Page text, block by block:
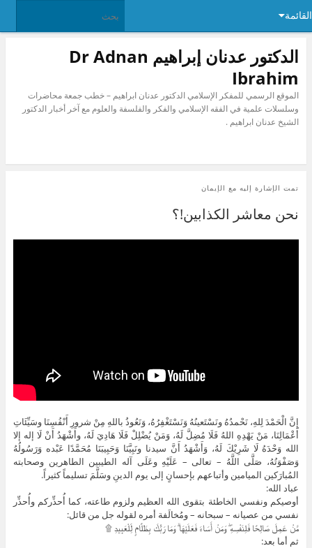
القائمة
الدكتور عدنان إبراهيم Dr Adnan
Ibrahim
الموقع الرسمي للمفكر الإسلامي الدكتور عدنان ابراهيم – خطب جمعة محاضرات
وسلسلات علمية في الفقه الإسلامي والفكر والفلسفة والعلوم مع آخر أخبار الدكتور
الشيخ عدنان ابراهيم .
تمت الإشارة إليه مع الإيمان
نحن معاشر الكذابين!؟
إِنَّ الْحَمْدَ لِلهِ، نَحْمدُهُ ونَسْتَعينُهُ وَنَسْتَغْفِرُهُ، وَنَعُوذُ باللهِ مِنْ شرورِ أَنْفُسِنَا وسَيِّئَاتِ
أَعْمَالِنَا، مَنْ يَهْدِهِ اللهُ فَلَا مُضِلَّ لَهُ، وَمَنْ يُضْلِلْ فَلَا هَادِيَ لَهُ، وأَشْهَدُ أَنْ لَا إله إلا
الله وَحْدَهُ لَا شَرِيْكَ لَهُ، وَأَشْهَدُ أَنَّ سيدنا ونَبِيَّنَا وَحَبِيبَنَا مُحَمَّدًا عَبْده وَرَسُولُهُ
وَصَفْوَتُهُ، صَلَّى اللَّهُ – تعالى – عَلَيْهِ وعَلَى آله الطيبين الطاهرين وصحابته
المُبارَكين الميامين وأتباعهم بإحسانٍ إلى يوم الدينِ وسَلَّمَ تسليماً كثيراً.
عباد الله:
أوصيكم ونفسي الخاطئة بتقوى الله العظيم ولزوم طاعته، كما أُحذِّركم وأُحذِّر
نفسي من عصيانه – سبحانه – ومُخالَفة أمره لقوله جل من قائل:
مَّنْ عَمِلَ صَالِحًا فَلِنَفْسِهِ ۖ وَمَنْ أَسَاءَ فَعَلَيْهَا ۗ وَمَا رَبُّكَ بِظَلَّامٍ لِّلْعَبِيدِ ۩
ثم أما بعد: